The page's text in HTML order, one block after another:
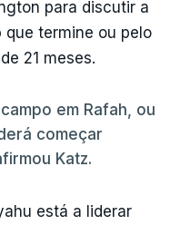
para discutir a
que termine ou pelo
21 meses.
em Rafah, ou
começar
Katz.
está a liderar